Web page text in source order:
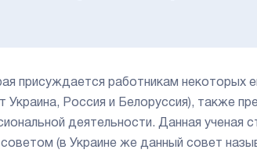
присуждается работникам некоторых
Россия и Белоруссия), также
деятельности. Данная ученая
(в Украине же данный совет